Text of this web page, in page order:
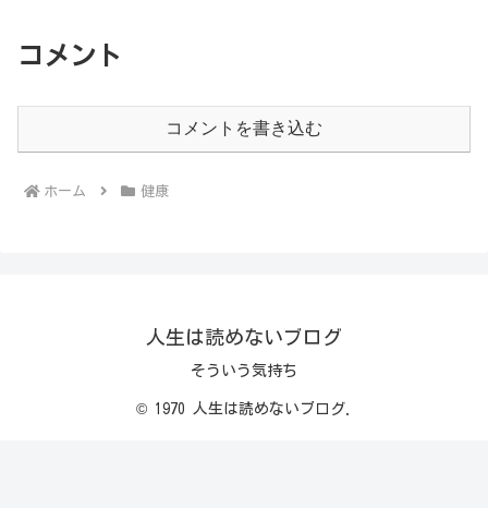
コメント
コメントを書き込む
ホーム 健康
人生は読めないブログ
そういう気持ち
© 1970 人生は読めないブログ.